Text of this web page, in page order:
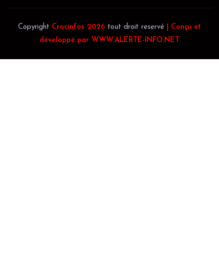
Copyright Crocinfos 2026 tout droit reservé
| Conçu et
développé par WWW.ALERTE-INFO.NET